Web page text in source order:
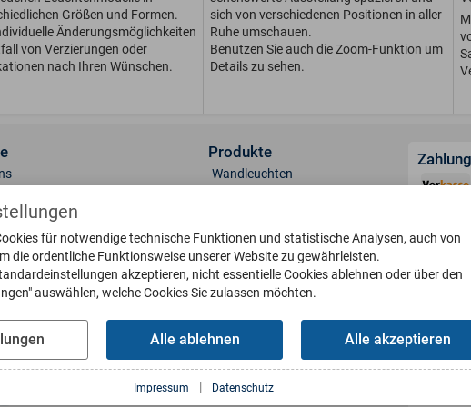
Größen und For­men.
Än­de­rungs­möglichkeiten
von Ver­zie­run­gen oder
nach Ihren Wünschen.
sich von verschiedenen Positionen in aller
Ruhe umschauen.
Benutzen Sie auch die Zoom-Funktion um
Details zu sehen.
& Oberflächen
bestellen
Interaktiv
Produkte
Wandleuchten
Deckenleuchten
Briefkästen
Klingelplatten
Wetterfahnen
Sonnenuhren
für notwendige technische Funktionen und statistische Analysen, auch von
die ordentliche Funktionsweise unserer Website zu gewährleisten.
akzeptieren, nicht essentielle Cookies ablehnen oder über den
auswählen, welche Cookies Sie zulassen möchten.
Alle ablehnen Alle akzeptieren
Impressum | Datenschutz